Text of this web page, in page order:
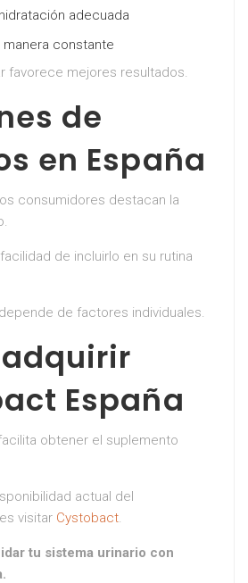
adecuada
manera constante
favorece mejores resultados.
de
en España
consumidores destacan la
de incluirlo en su rutina
de factores individuales.
España
obtener el suplemento
actual del
visitar Cystobact.
tu sistema urinario con